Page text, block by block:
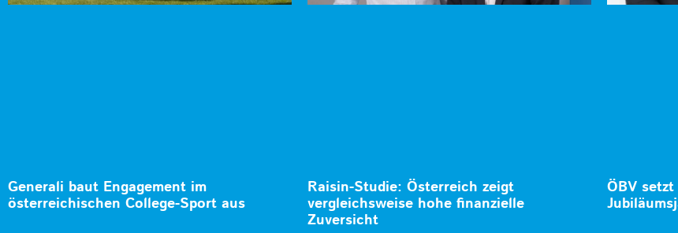
Generali baut Engagement im
österreichischen College-Sport aus
Raisin-Studie: Österreich zeigt
vergleichsweise hohe finanzielle
Zuversicht
ÖBV